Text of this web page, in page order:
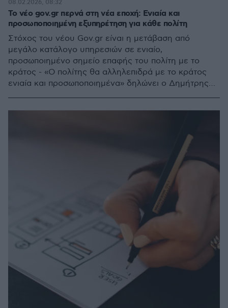
Το νέο gov.gr περνά στη νέα εποχή: Ενιαία και
προσωποποιημένη εξυπηρέτηση για κάθε πολίτη
Στόχος του νέου Gov.gr είναι η μετάβαση από
μεγάλο κατάλογο υπηρεσιών σε ενιαίο,
προσωποιημένο σημείο επαφής του πολίτη με το
κράτος - «Ο πολίτης θα αλληλεπιδρά με το κράτος
ενιαία και προσωποποιημένα» δηλώνει ο Δημήτρης
08.02.2026, 08:32